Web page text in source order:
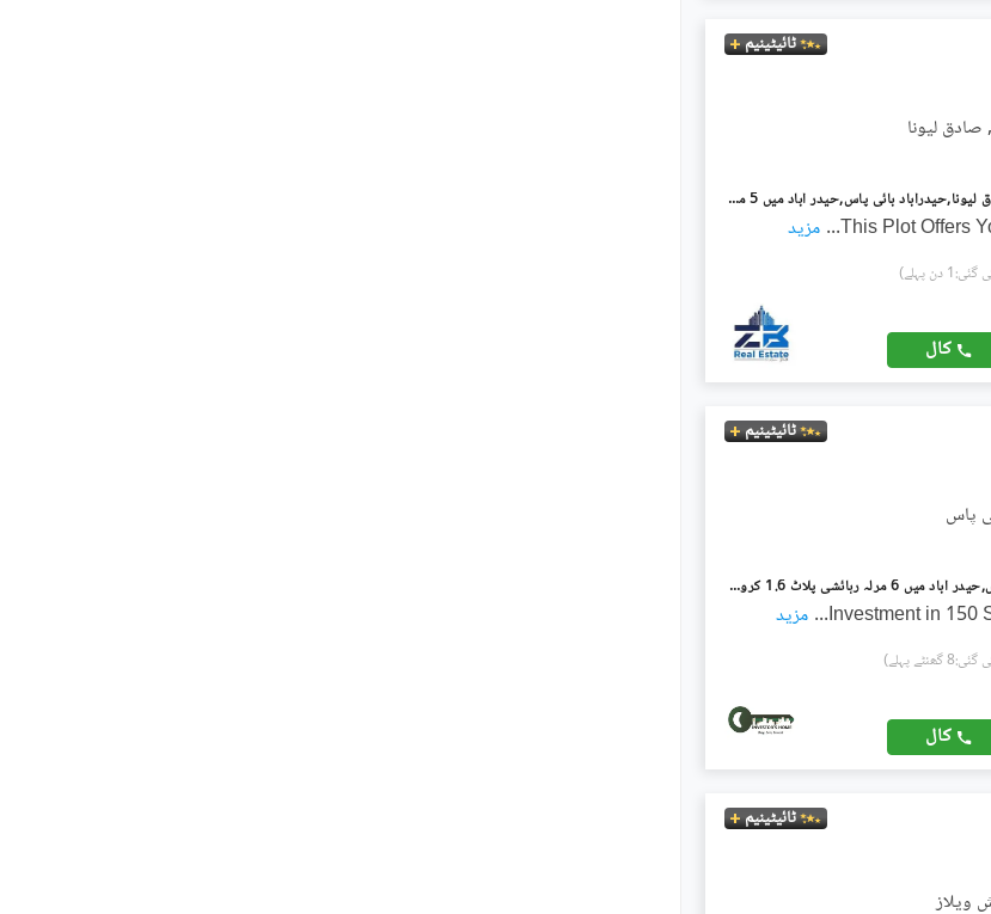
ٹائیٹینیم
صادق لیونا - سیکٹر 6 صادق لیونا,حیدرآباد بائی پاس,حیدر آباد میں 5 مرلہ کمرشل پلاٹ 60.0 لاکھ میں برائے فروخت۔
This Plot Offers
... مزید
دن پہلے)
کال
ٹائیٹینیم
پاس
پام ولیج حیدرآباد بائی پاس,حیدر آباد میں 6 مرلہ رہائشی پلاٹ 1.6 کروڑ میں برائے فروخت۔
Investment in 150
... مزید
پہلے)
کال
ٹائیٹینیم
ویلاز